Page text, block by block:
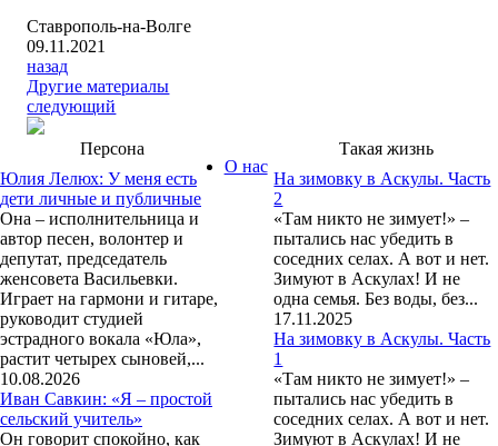
Ставрополь-на-Волге
09.11.2021
назад
Другие материалы
следующий
Персона
Юлия Лелюх: У меня есть
дети личные и публичные
Она – исполнительница и
автор песен, волонтер и
депутат, председатель
женсовета Васильевки.
Играет на гармони и гитаре,
руководит студией
эстрадного вокала «Юла»,
растит четырех сыновей,...
10.08.2026
Иван Савкин: «Я – простой
сельский учитель»
Он говорит спокойно, как
Такая жизнь
На зимовку в Аскулы. Часть
2
«Там никто не зимует!» –
пытались нас убедить в
соседних селах. А вот и нет.
Зимуют в Аскулах! И не
одна семья. Без воды, без...
17.11.2025
На зимовку в Аскулы. Часть
1
«Там никто не зимует!» –
пытались нас убедить в
соседних селах. А вот и нет.
Зимуют в Аскулах! И не
О нас